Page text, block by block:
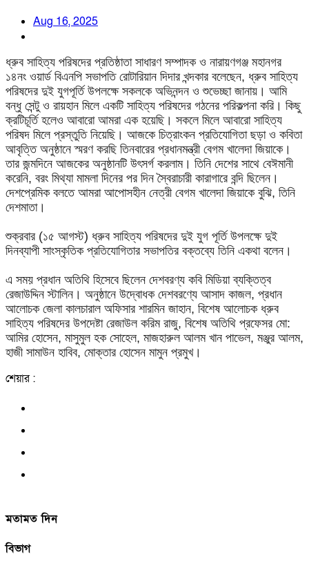
Aug 16, 2025
ধ্রুব সাহিত্য পরিষদের প্রতিষ্ঠাতা সাধারণ সম্পাদক ও নারায়ণগঞ্জ মহানগর
১৪নং ওয়ার্ড বিএনপি সভাপতি রোটারিয়ান দিদার খন্দকার বলেছেন, ধ্রুব সাহিত্য
পরিষদের দুই যুগপূর্তি উপলক্ষে সকলকে অভিনন্দন ও শুভেচ্ছা জানায়। আমি
বন্ধু সেন্টু ও রায়হান মিলে একটি সাহিত্য পরিষদের গঠনের পরিকল্পনা করি। কিছু
ক্রটিচূর্তি হলেও আবারো আমরা এক হয়েছি। সকলে মিলে আবারো সাহিত্য
পরিষদ মিলে প্রস্তুতি নিয়েছি। আজকে চিত্রাংকন প্রতিযোগিতা ছড়া ও কবিতা
আবৃত্তি অনুষ্ঠানে স্মরণ করছি তিনবারের প্রধানমন্ত্রী বেগম খালেদা জিয়াকে।
তার জন্মদিনে আজকের অনুষ্ঠানটি উৎসর্গ করলাম। তিনি দেশের সাথে বেঈমানী
করেনি, বরং মিথ্যা মামলা দিনের পর দিন স্বৈরাচারী কারাগারে বন্দি ছিলেন।
দেশপ্রেমিক বলতে আমরা আপোসহীন নেত্রী বেগম খালেদা জিয়াকে বুঝি, তিনি
দেশমাতা।
শুক্রবার (১৫ আগস্ট) ধ্রুব সাহিত্য পরিষদের দুই যুগ পূর্তি উপলক্ষে দুই
দিনব্যাপী সাংস্কৃতিক প্রতিযোগিতার সভাপতির বক্তব্যে তিনি একথা বলেন।
এ সময় প্রধান অতিথি হিসেবে ছিলেন দেশবরণ্য কবি মিডিয়া ব্যক্তিত্ব
রেজাউদ্দিন স্টালিন। অনুষ্ঠানে উদ্বোধক দেশবরণ্যে আসাদ কাজল, প্রধান
আলোচক জেলা কালচারাল অফিসার শারমিন জাহান, বিশেষ আলোচক ধ্রুব
সাহিত্য পরিষদের উপদেষ্টা রেজাউল করিম রাজু, বিশেষ অতিথি প্রফেসর মো:
আমির হোসেন, মাসুমুল হক সোহেল, মাজহারুল আলম খান পাভেল, মঞ্জুর আলম,
হাজী সামাউন হাবিব, মোক্তার হোসেন মামুন প্রমুখ।
শেয়ার :
মতামত দিন
বিভাগ